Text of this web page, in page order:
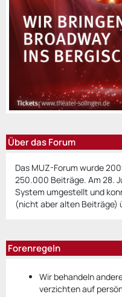
Über das Forum
Das MUZ-Forum wurde
250.000 Beiträge. Am 28.
System umgestellt und
(nicht aber alten Beiträge)
Forenregeln
Wir behandeln
verzichten auf